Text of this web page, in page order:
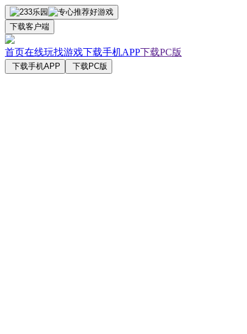
下载客户端
首页在线玩找游戏下载手机APP下载PC版
下载手机APP 下载PC版